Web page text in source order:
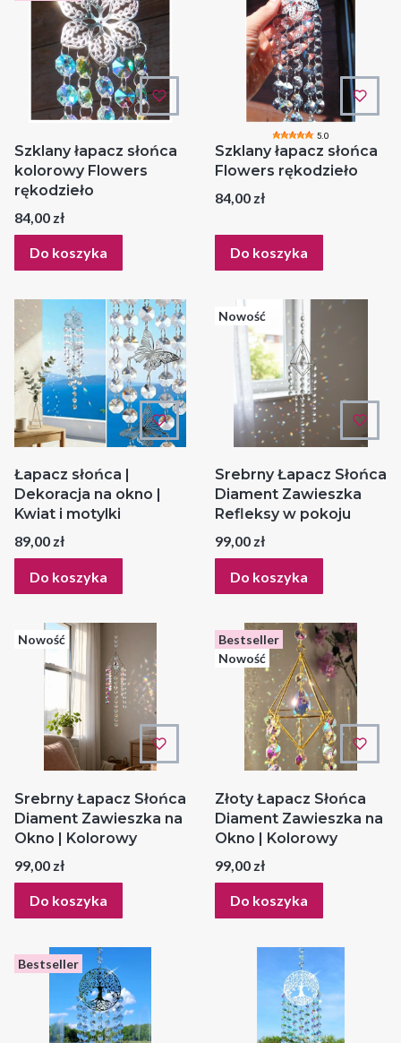
Szklany łapacz słońca
kolorowy Flowers
rękodzieło
Cena
84,00 zł
Do koszyka
5.0
Szklany łapacz słońca
Flowers rękodzieło
Cena
84,00 zł
Do koszyka
Łapacz słońca |
Dekoracja na okno |
Kwiat i motylki
Cena
89,00 zł
Do koszyka
Nowość
Srebrny Łapacz Słońca
Diament Zawieszka
Refleksy w pokoju
Cena
99,00 zł
Do koszyka
Nowość
Srebrny Łapacz Słońca
Diament Zawieszka na
Okno | Kolorowy
Cena
99,00 zł
Do koszyka
Bestseller
Nowość
Złoty Łapacz Słońca
Diament Zawieszka na
Okno | Kolorowy
Cena
99,00 zł
Do koszyka
Bestseller